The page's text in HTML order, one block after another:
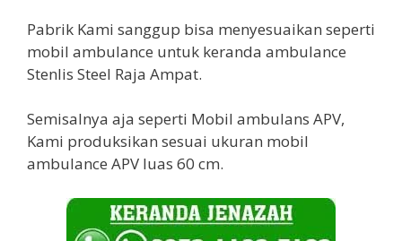
Pabrik Kami sanggup bisa menyesuaikan seperti
mobil ambulance untuk keranda ambulance
Stenlis Steel Raja Ampat.
Semisalnya aja seperti Mobil ambulans APV,
Kami produksikan sesuai ukuran mobil
ambulance APV luas 60 cm.